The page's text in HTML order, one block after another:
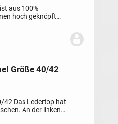
aus 100%
hoch geknöpft
Größe 40/42
42 Das Ledertop hat
An der linken